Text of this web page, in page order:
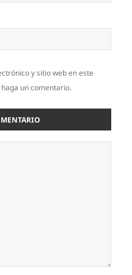
y sitio web en este
un comentario.